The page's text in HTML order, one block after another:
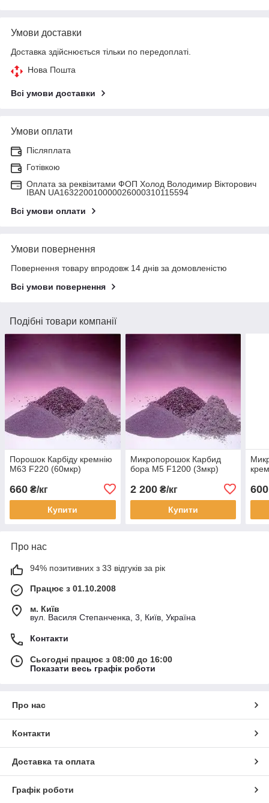
Умови доставки
Доставка здійснюється тільки по передоплаті.
Нова Пошта
Всі умови доставки
Умови оплати
Післяплата
Готівкою
Оплата за реквізитами ФОП Холод Володимир Вікторович
IBAN UA163220010000026000310115594
Всі умови оплати
Умови повернення
Повернення товару впродовж 14 днів за домовленістю
Всі умови повернення
Подібні товари компанії
Порошок Карбіду кремнію
М63 F220 (60мкр)
660 ₴/кг
Купити
Микропорошок Карбид
бора М5 F1200 (3мкр)
2 200₴/кг
Купити
600
Про нас
94% позитивних з 33 відгуків за рік
Працює з 01.10.2008
м. Київ
вул. Василя Степанченка, 3, Київ, Україна
Контакти
Сьогодні працює з 08:00 до 16:00
Показати весь графік роботи
Про нас
Контакти
Доставка та оплата
Графік роботи